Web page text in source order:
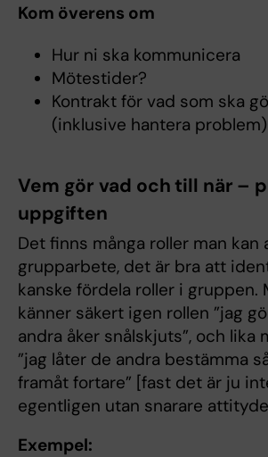
Kom överens om
Hur ni ska kommunicera
Mötestider?
Kontrakt för vad som ska
(inklusive hantera problem)
Vem gör vad och till när –
uppgiften
Det finns många roller man kan
grupparbete, det är bra att
kanske fördela roller i gruppen.
känner säkert igen rollen ”jag
andra åker snålskjuts”, och lika
”jag låter de andra bestämma
framåt fortare” [fast det är ju
egentligen utan snarare
Exempel: